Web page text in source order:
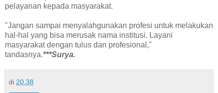
pelayanan kepada masyarakat.
"Jangan sampai menyalahgunakan profesi untuk melakukan
hal-hal yang bisa merusak nama institusi. Layani
masyarakat dengan tulus dan profesional,"
tandasnya.***Surya.
di 20.38